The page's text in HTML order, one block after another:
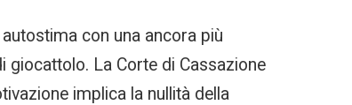
con una ancora più
giocattolo. La Corte di Cassazione
implica la nullità della